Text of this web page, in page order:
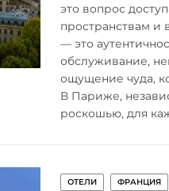
это вопрос
пространствам и
— это
обслуживание,
ощущение чуда,
В Париже,
роскошью, для
ОТЕЛИ ФРАНЦИЯ